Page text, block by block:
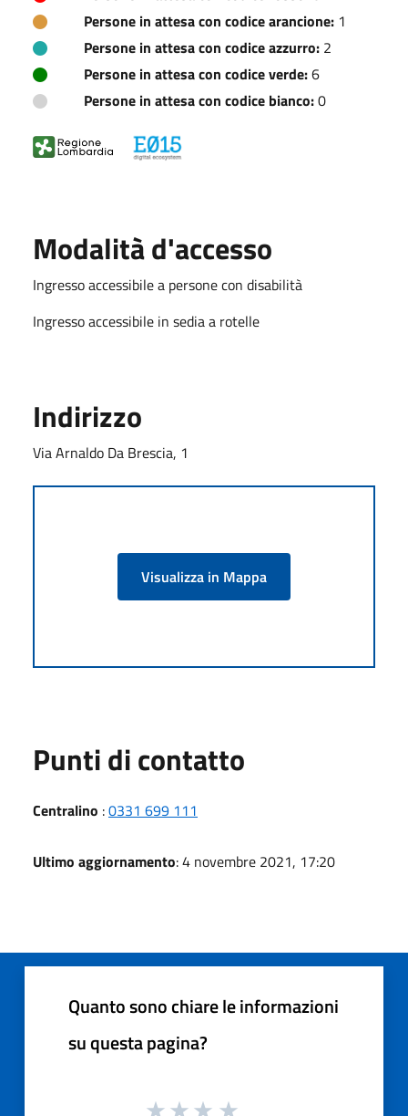
Persone in attesa con codice arancione: 1
Persone in attesa con codice azzurro: 2
Persone in attesa con codice verde:6
Persone in attesa con codice bianco:0
Modalità d'accesso
Ingresso accessibile a persone con disabilità
Ingresso accessibile in sedia a rotelle
Indirizzo
Via Arnaldo Da Brescia, 1
Visualizza in Mappa
Punti di contatto
Centralino :0331 699 111
Ultimo aggiornamento: 4 novembre 2021, 17:20
Quanto sono chiare le informazioni
su questa pagina?